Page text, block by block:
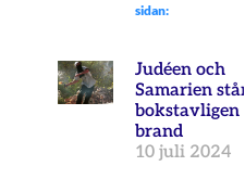
sidan:
Judéen och
Samarien står
bokstavligen i
brand
10 juli 2024